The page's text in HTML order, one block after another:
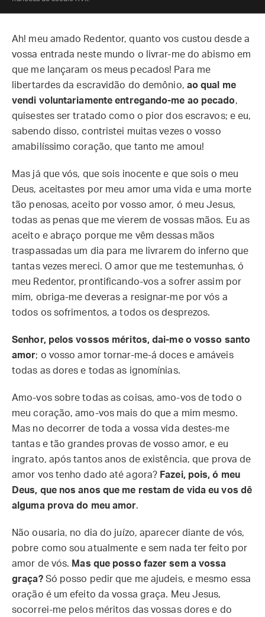
Ah! meu amado Redentor, quanto vos custou desde a
vossa entrada neste mundo o livrar-me do abismo em
que me lançaram os meus pecados! Para me
libertardes da escravidão do demônio, ao qual me
vendi voluntariamente entregando-me ao pecado,
quisestes ser tratado como o pior dos escravos; e eu,
sabendo disso, contristei muitas vezes o vosso
amabilíssimo coração, que tanto me amou!
Mas já que vós, que sois inocente e que sois o meu
Deus, aceitastes por meu amor uma vida e uma morte
tão penosas, aceito por vosso amor, ó meu Jesus,
todas as penas que me vierem de vossas mãos. Eu as
aceito e abraço porque me vêm dessas mãos
traspassadas um dia para me livrarem do inferno que
tantas vezes mereci. O amor que me testemunhas, ó
meu Redentor, prontificando-vos a sofrer assim por
mim, obriga-me deveras a resignar-me por vós a
todos os sofrimentos, a todos os desprezos.
Senhor, pelos vossos méritos, dai-me o vosso santo
amor; o vosso amor tornar-me-á doces e amáveis
todas as dores e todas as ignomínias.
Amo-vos sobre todas as coisas, amo-vos de todo o
meu coração, amo-vos mais do que a mim mesmo.
Mas no decorrer de toda a vossa vida destes-me
tantas e tão grandes provas de vosso amor, e eu
ingrato, após tantos anos de existência, que prova de
amor vos tenho dado até agora? Fazei, pois, ó meu
Deus, que nos anos que me restam de vida eu vos dê
alguma prova do meu amor.
Não ousaria, no dia do juízo, aparecer diante de vós,
pobre como sou atualmente e sem nada ter feito por
amor de vós. Mas que posso fazer sem a vossa
graça?Só posso pedir que me ajudeis, e mesmo essa
oração é um efeito da vossa graça. Meu Jesus,
socorrei-me pelos méritos das vossas dores e do